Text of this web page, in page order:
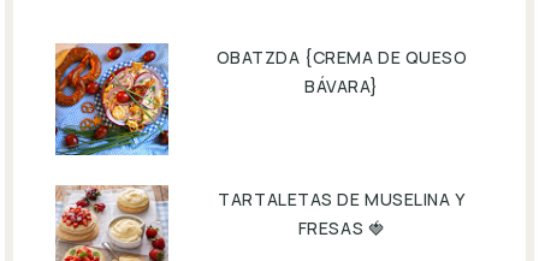
OBATZDA {CREMA DE QUESO
BÁVARA}
TARTALETAS DE MUSELINA Y
FRESAS 🍓